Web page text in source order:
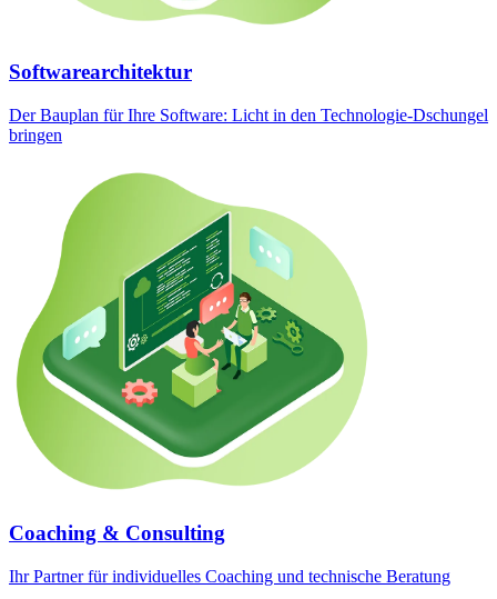
Softwarearchitektur
Der Bauplan für Ihre Software: Licht in den Technologie-Dschungel
bringen
Coaching & Consulting
Ihr Partner für individuelles Coaching und technische Beratung